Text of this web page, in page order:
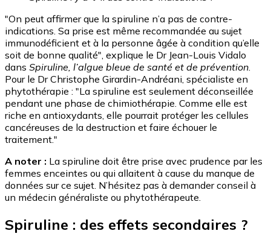
"On peut affirmer que la spiruline n’a pas de contre-
indications. Sa prise est même recommandée au sujet
immunodéficient et à la personne âgée à condition qu’elle
soit de bonne qualité", explique le Dr Jean-Louis Vidalo
dans Spiruline, l’algue bleue de santé et de prévention
Pour le Dr Christophe Girardin-Andréani, spécialiste en
phytothérapie : "La spiruline est seulement déconseillée
pendant une phase de chimiothérapie. Comme elle est
riche en antioxydants, elle pourrait protéger les cellules
cancéreuses de la destruction et faire échouer le
traitement."
A noter : La spiruline doit être prise avec prudence par les
femmes enceintes ou qui allaitent à cause du manque de
données sur ce sujet. N’hésitez pas à demander conseil à
un médecin généraliste ou phytothérapeute.
Spiruline : des effets secondaires ?